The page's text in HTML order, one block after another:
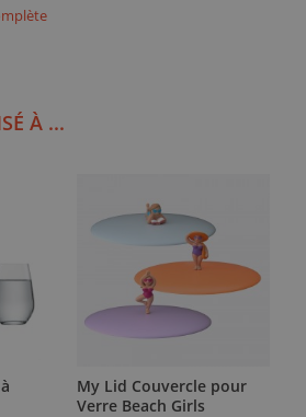
À ...
My Lid Couvercle pour
Verre Beach Girls